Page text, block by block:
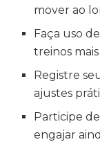
mover ao
Faça uso
treinos
Registre
ajustes
Participe
engajar